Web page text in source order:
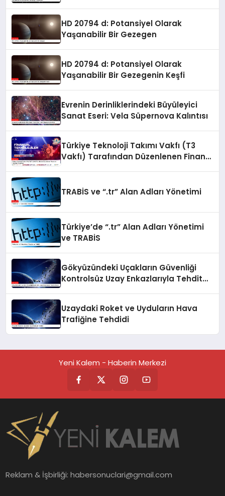
HD 20794 d: Potansiyel Olarak
Yaşanabilir Bir Gezegen
HD 20794 d: Potansiyel Olarak
Yaşanabilir Bir Gezegenin Keşfi
Evrenin Derinliklerindeki Büyüleyici
Sanat Eseri: Vela Süpernova Kalıntısı
Türkiye Teknoloji Takımı Vakfı (T3
Vakfı) Tarafından Düzenlenen Finans
TRABİS ve “.tr” Alan Adları Yönetimi
Türkiye’de “.tr” Alan Adları Yönetimi
ve TRABİS
Gökyüzündeki Uçakların Güvenliği
Kontrolsüz Uzay Enkazlarıyla Tehdit
Uzaydaki Roket ve Uyduların Hava
Trafiğine Tehdidi
Yeni Kalem - Haberin Merkezi
Reklam & İşbirliği:habersonuclari@gmail.com